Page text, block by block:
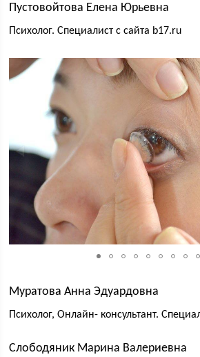
Пустовойтова Елена Юрьевна
Психолог. Специалист с сайта b17.ru
Муратова Анна Эдуардовна
Психолог, Онлайн- консультант.
Слободяник Марина Валериевна